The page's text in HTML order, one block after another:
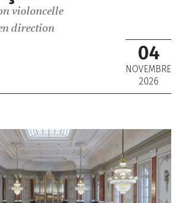
violoncelle
direction
04
NOVEMBRE
2026